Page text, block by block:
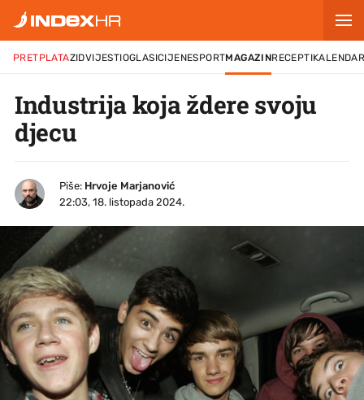
PRETPLATAZIDVIJESTIOGLASICIJENESPORTMAGAZINRECEPTI
Industrija koja ždere svoju
djecu
Piše: Hrvoje Marjanović
22:03, 18. listopada 2024.